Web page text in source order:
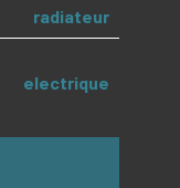
radiateur
electrique